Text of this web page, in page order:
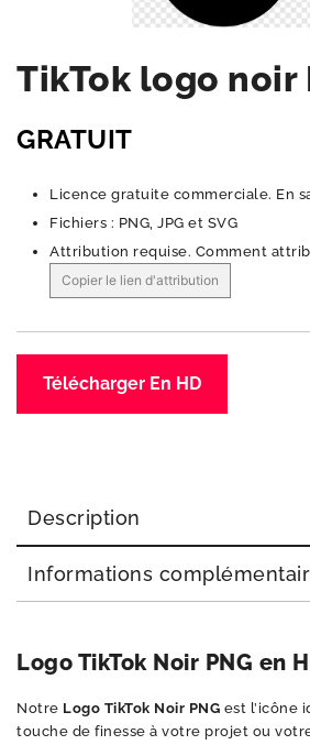
TikTok logo noir
GRATUIT
Licence gratuite commerciale. En
Fichiers : PNG, JPG et SVG
Attribution requise. Comment
Copier le lien d'attribution
Télécharger En HD
Description
Informations
Logo TikTok Noir PNG en
Notre Logo TikTok Noir PNG est l’icône
touche de finesse à votre projet ou